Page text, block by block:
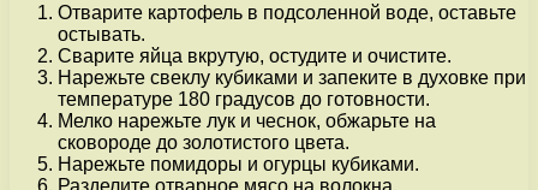
Отварите картофель в подсоленной воде, оставьте
остывать.
Сварите яйца вкрутую, остудите и очистите.
Нарежьте свеклу кубиками и запеките в духовке при
температуре 180 градусов до готовности.
Мелко нарежьте лук и чеснок, обжарьте на
сковороде до золотистого цвета.
Нарежьте помидоры и огурцы кубиками.
Разделите отварное мясо на волокна.